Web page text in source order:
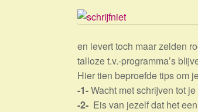
en levert toch maar zelden
talloze t.v.-programma’s
Hier tien beproefde tips om
-1-Wacht met schrijven tot
-2- Eis van jezelf dat het